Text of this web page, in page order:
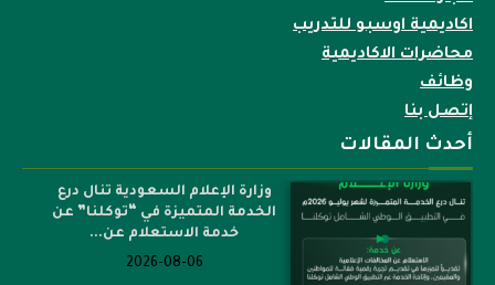
اكاديمية اوسبو للتدريب
محاضرات الاكاديمية
وظائف
إتصل بنا
أحدث المقالات
وزارة الإعلام السعودية تنال درع
الخدمة المتميزة في “توكلنا” عن
خدمة الاستعلام عن...
2026-08-06